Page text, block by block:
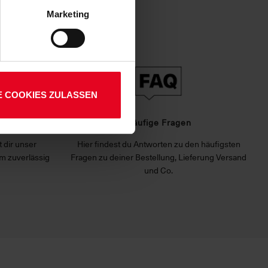
Art. 6 Abs. 1 lit. a DSGVO
Ihre etwaig erteilten
Marketing
COOKIES ZULASSEN
dir unser
zuverlässig
Häufige Fragen
Hier findest du Antworten zu den häufigsten
Fragen zu deiner Bestellung, Lieferung Versand
und Co.